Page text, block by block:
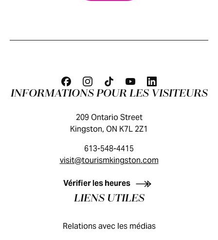
GUIDE DES VISITEURS
INFORMATIONS POUR LES VISITEURS
209 Ontario Street
Kingston, ON K7L 2Z1
613-548-4415
visit@tourismkingston.com
Vérifier les heures
LIENS UTILES
Relations avec les médias